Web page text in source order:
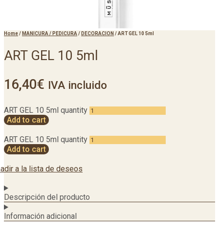
Home/ MANICURA / PEDICURA / DECORACION /ART GEL 10 5ml
ART GEL 10 5ml
16,40€ IVA incluido
ART GEL 10 5ml quantity
Add to cart
ART GEL 10 5ml quantity
Add to cart
a la lista de deseos
Descripción del producto
Información adicional